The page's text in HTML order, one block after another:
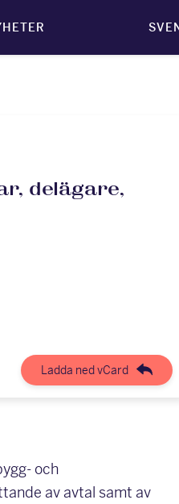
delägare,
Ladda ned vCard
och
av avtal samt av